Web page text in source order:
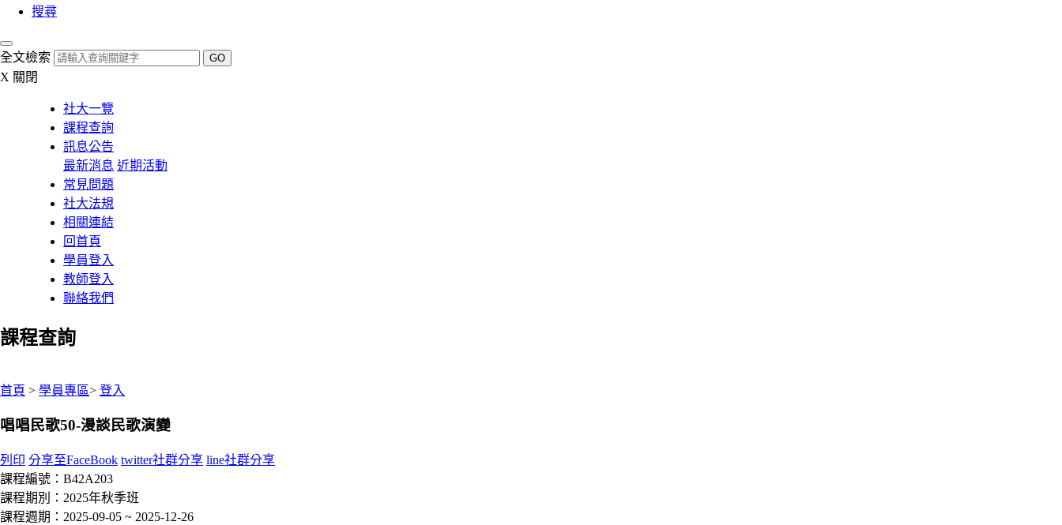
搜尋
全文檢索 GO
X 關閉
社大一覽
課程查詢
訊息公告
最新消息 近期活動
常見問題
社大法規
相關連結
回首頁
學員登入
教師登入
聯絡我們
課程查詢
首頁 > 學員專區> 登入
唱唱民歌50-漫談民歌演變
列印 分享至FaceBook twitter社群分享 line社群分享
課程編號： B42A203
課程期別： 2025年秋季班
課程週期： 2025-09-05 ~ 2025-12-26